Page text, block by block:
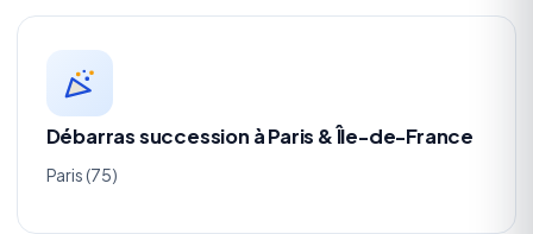
Débarras succession à Paris & Île-de-France
Paris (75)